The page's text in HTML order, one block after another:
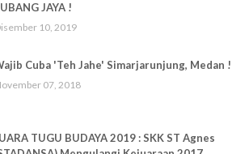
JAYA !
10, 2019
Cuba 'Teh Jahe' Simarjarunjung, Medan !
07, 2018
TUGU BUDAYA 2019 : SKK ST Agnes